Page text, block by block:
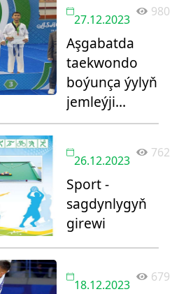
27.12.2023
980
Aşgabatda
taekwondo
boýunça ýylyň
jemleýji
çempionaty
26.12.2023
762
Sport -
sagdynlygyň
girewi
18.12.2023
679